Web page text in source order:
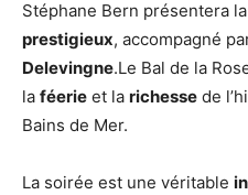
Stéphane Bern présentera la
prestigieux, accompagné
Delevingne.Le Bal de la
la féerie et la richesse de
Bains de Mer.
La soirée est une véritable